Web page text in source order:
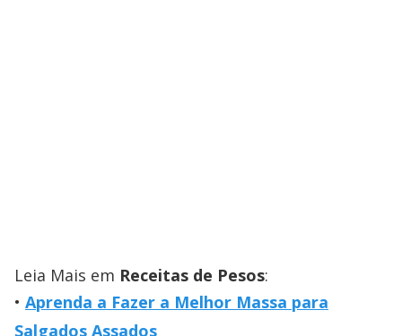
Leia Mais em Receitas de Pesos:
Aprenda a Fazer a Melhor Massa para
Salgados Assados